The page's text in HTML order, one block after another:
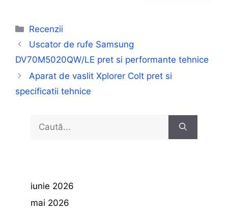
Categorii
Recenzii
Uscator de rufe Samsung
DV70M5020QW/LE pret si performante tehnice
Aparat de vaslit Xplorer Colt pret si
specificatii tehnice
după:
iunie 2026
mai 2026